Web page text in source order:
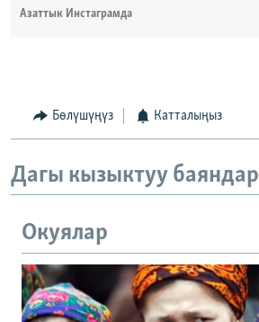
Азаттык Инстаграмда
Бөлүшүңүз Катталыңыз
Дагы кызыктуу баяндар
Окуялар